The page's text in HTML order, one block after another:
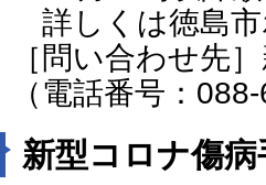
詳しくは徳島市
［問い合わせ先
（電話番号：
新型コロナ傷